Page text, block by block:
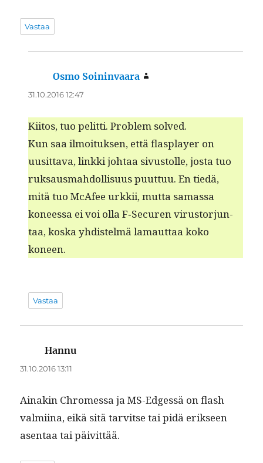
Vastaa
Osmo Soininvaara
31.10.2016 12:47
Kiitos, tuo pelit­ti. Prob­lem solved.
Kun saa ilmoituk­sen, että flas­play­er on
uusit­ta­va, link­ki johtaa sivus­tolle, jos­ta tuo
ruk­saus­mah­dol­lisu­us puut­tuu. En tiedä,
mitä tuo McAfee urkkii, mut­ta samas­sa
koneessa ei voi olla F‑Securen virus­tor­jun­
taa, kos­ka yhdis­telmä lamaut­taa koko
koneen.
Vastaa
Hannu
31.10.2016 13:11
Ainakin Chromes­sa ja MS-Edgessä on flash
valmi­ina, eikä sitä tarvitse tai pidä erik­seen
asen­taa tai päivittää.